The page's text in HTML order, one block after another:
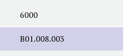
6000
B01.008.003